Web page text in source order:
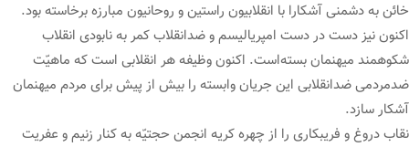
خائن به دشمنی آشکارا با انقلابیون راستین و روحانیون مبارزه برخاسته بود.
اکنون نیز دست در دست امپریالیسم و ضدانقلاب کمر به نابودی انقلاب
شکوهمند میهنمان بسته‌است. اکنون وظیفه هر انقلابی است که ماهیّت
ضدمردمی ضدانقلابی این جریان وابسته را بیش از پیش برای مردم میهنمان
آشکار سازد.
نقاب دروغ و فریبکاری را از چهره کریه انجمن حجتیّه به کنار زنیم و عفریت